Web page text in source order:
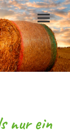
nur ein